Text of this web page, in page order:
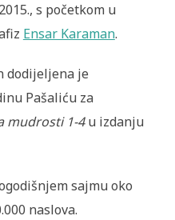
s početkom u
Ensar Karaman.
dodijeljena je
Pašaliću za
mudrosti 1-4u izdanju
sajmu oko
naslova.